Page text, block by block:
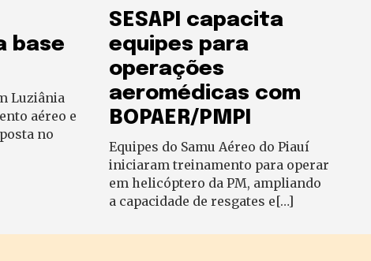
base
Luziânia
aéreo e
no
SESAPI capacita
equipes para
operações
aeromédicas com
BOPAER/PMPI
Equipes do Samu Aéreo do Piauí
iniciaram treinamento para operar
em helicóptero da PM, ampliando
a capacidade de resgates e[…]